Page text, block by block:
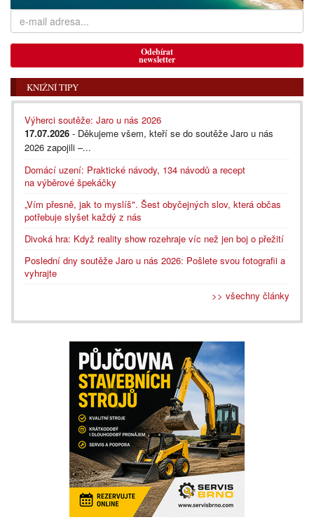
Odebírat
newsletter
KNIŽNÍ TIPY
Výherci soutěže: Jaro u nás 2026
17.07.2026 - Děkujeme všem, kteří se do soutěže Jaro u nás
2026 zapojili –...
Domácí uzení: Praktické návody, 134 návodů a recept
na výběrové špekáčky
„Vím přesně, jak to myslíš". Šest obyčejných slov, která občas
potřebuje slyšet každý z nás
Divoká hra: Když reality show rozehraje víc než jen boj o přežití
Poslední dny soutěže Jaro u nás 2026: Pošlete svou fotografii a
vyhrajte
>> všechny články